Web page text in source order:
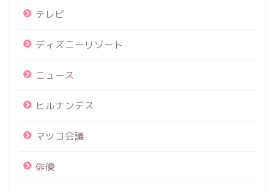
テレビ
ディズニーリゾート
ニュース
ヒルナンデス
マツコ会議
俳優